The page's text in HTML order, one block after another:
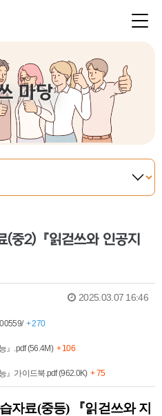
마당
(중2)『읽걷쓰와 인공지
2025.03.07 16:46
+ 270
』.pdf (56.4M) + 106
』가이드북.pdf (962.0K)+ 75
자료(중등) 『읽걷쓰와 지